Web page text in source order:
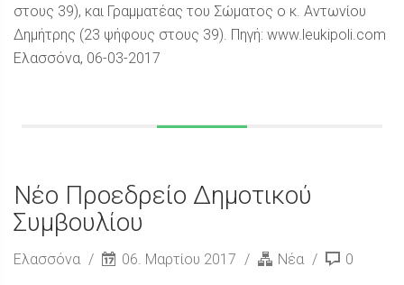
στους 39), και Γραμματέας του Σώματος ο κ. Αντωνίου
Δημήτρης (23 ψήφους στους 39). Πηγή: www.leukipoli.com
Ελασσόνα, 06-03-2017
Νέο Προεδρείο Δημοτικού
Συμβουλίου
Ελασσόνα 06. Μαρτίου 2017 Νέα 0